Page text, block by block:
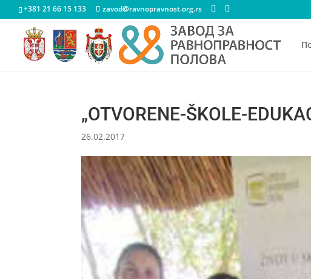
+381 21 66 15 133 zavod@ravnopravnost.org.rs
„OTVORENE-ŠKOLE-
26.02.2017